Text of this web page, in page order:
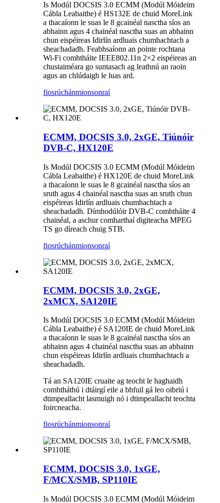
Is Modúl DOCSIS 3.0 ECMM (Modúl Móideim
Cábla Leabaithe) é HS132E de chuid MoreLink
a thacaíonn le suas le 8 gcainéal nasctha síos an
abhainn agus 4 chainéal nasctha suas an abhainn
chun eispéireas Idirlín ardluais chumhachtach a
sheachadadh. Feabhsaíonn an pointe rochtana
Wi-Fi comhtháite IEEE802.11n 2×2 eispéireas an
chustaiméara go suntasach ag leathnú an raoin
agus an chlúdaigh le luas ard.
fiosrúchánmionsonraí
ECMM, DOCSIS 3.0, 2xGE, Tiúnóir
DVB-C, HX120E
Is Modúl DOCSIS 3.0 ECMM (Modúl Móideim
Cábla Leabaithe) é HX120E de chuid MoreLink
a thacaíonn le suas le 8 gcainéal nasctha síos an
sruth agus 4 chainéal nasctha suas an sruth chun
eispéireas Idirlín ardluais chumhachtach a
sheachadadh. Dímhodúlóir DVB-C comhtháite 4
chainéal, a aschur comharthaí digiteacha MPEG
TS go díreach chuig STB.
fiosrúchánmionsonraí
ECMM, DOCSIS 3.0, 2xGE,
2xMCX, SA120IE
Is Modúl DOCSIS 3.0 ECMM (Modúl Móideim
Cábla Leabaithe) é SA120IE de chuid MoreLink
a thacaíonn le suas le 8 gcainéal nasctha síos an
abhainn agus 4 chainéal nasctha suas an abhainn
chun eispéireas Idirlín ardluais chumhachtach a
sheachadadh.
Tá an SA120IE cruaite ag teocht le haghaidh
comhtháthú i dtáirgí eile a bhfuil gá leo oibriú i
dtimpeallacht lasmuigh nó i dtimpeallacht teochta
foircneacha.
fiosrúchánmionsonraí
ECMM, DOCSIS 3.0, 1xGE,
F/MCX/SMB, SP110IE
Is Modúl DOCSIS 3.0 ECMM (Modúl Móideim